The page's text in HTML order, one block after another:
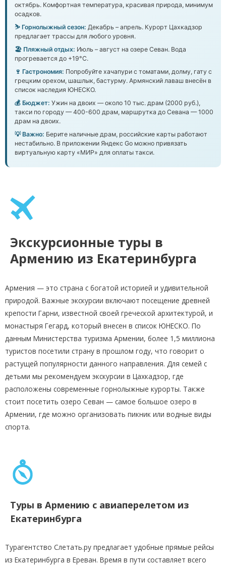
октябрь. Комфортная температура, красивая природа, минимум
осадков.
⛷️ Горнолыжный сезон: Декабрь – апрель. Курорт Цахкадзор
предлагает трассы для любого уровня.
🏖️ Пляжный отдых: Июль – август на озере Севан. Вода
прогревается до +19°C.
🍷 Гастрономия: Попробуйте хачапури с томатами, долму, гату с
грецким орехом, шашлык, бастурму. Армянский лаваш внесён в
список наследия ЮНЕСКО.
💰 Бюджет: Ужин на двоих — около 10 тыс. драм (2000 руб.),
такси по городу — 400-600 драм, маршрутка до Севана — 1000
драм на двоих.
💡 Важно: Берите наличные драм, российские карты работают
нестабильно. В приложении Яндекс Go можно привязать
виртуальную карту «МИР» для оплаты такси.
Экскурсионные туры в
Армению из Екатеринбурга
Армения — это страна с богатой историей и удивительной
природой. Важные экскурсии включают посещение древней
крепости Гарни, известной своей греческой архитектурой, и
монастыря Гегард, который внесен в список ЮНЕСКО. По
данным Министерства туризма Армении, более 1,5 миллиона
туристов посетили страну в прошлом году, что говорит о
растущей популярности данного направления. Для семей с
детьми мы рекомендуем экскурсии в Цахкадзор, где
расположены современные горнолыжные курорты. Также
стоит посетить озеро Севан — самое большое озеро в
Армении, где можно организовать пикник или водные виды
спорта.
Туры в Армению с авиаперелетом из
Екатеринбурга
Турагентство Слетать.ру предлагает удобные прямые рейсы
из Екатеринбурга в Ереван. Время в пути составляет всего